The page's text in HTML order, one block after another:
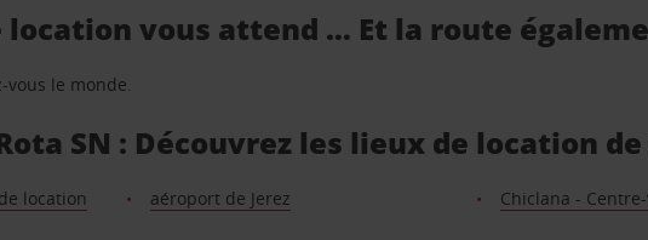
vous attend … Et la route
vous le monde.
SN : Découvrez les lieux de location
location
aéroport de Jerez Chiclana -